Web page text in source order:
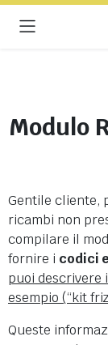
Modulo
Gentile cliente,
ricambi non
compilare il
fornire i codici
puoi descrivere
esempio (“kit
Queste